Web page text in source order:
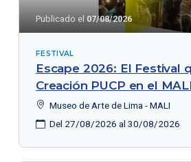
Publicado el 07/08/2026
FESTIVAL
Escape 2026: El Festival
Creación PUCP en el
Museo de Arte de Lima - MALI
Del 27/08/2026 al 30/08/2026